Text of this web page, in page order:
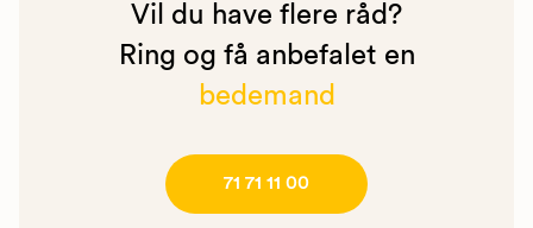
Vil du have flere råd?
Ring og få anbefalet en
bedemand
71 71 11 00